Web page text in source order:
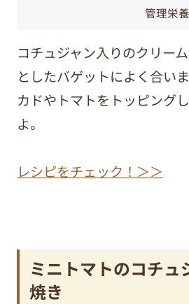
管理栄
コチュジャン入りのクリー
としたバゲットによく合い
カドやトマトをトッピング
よ。
レシピをチェック！＞＞
ミニトマトのコチュ
焼き